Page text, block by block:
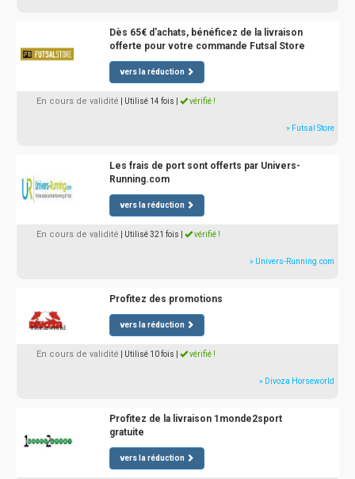
Dès 65€ d'achats, bénéficez de la livraison
offerte pour votre commande Futsal Store
vers la réduction
En cours de validité | Utilisé 14 fois vérifié !
» Futsal Store
Les frais de port sont offerts par Univers-
Running.com
vers la réduction
En cours de validité | Utilisé 321 fois vérifié !
» Univers-Running.com
Profitez des promotions
vers la réduction
En cours de validité | Utilisé 10 fois vérifié !
» Divoza Horseworld
Profitez de la livraison 1monde2sport
gratuite
vers la réduction